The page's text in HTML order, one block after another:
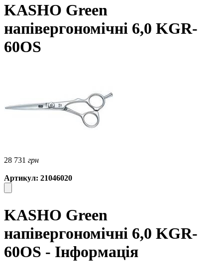
KASHO Green
напівергономічні 6,0 KGR-
60OS
28 731 грн
Артикул: 21046020
KASHO Green
напівергономічні 6,0 KGR-
60OS - Інформація